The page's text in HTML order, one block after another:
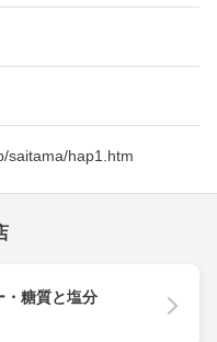
saitama/hap1.htm
糖質と塩分